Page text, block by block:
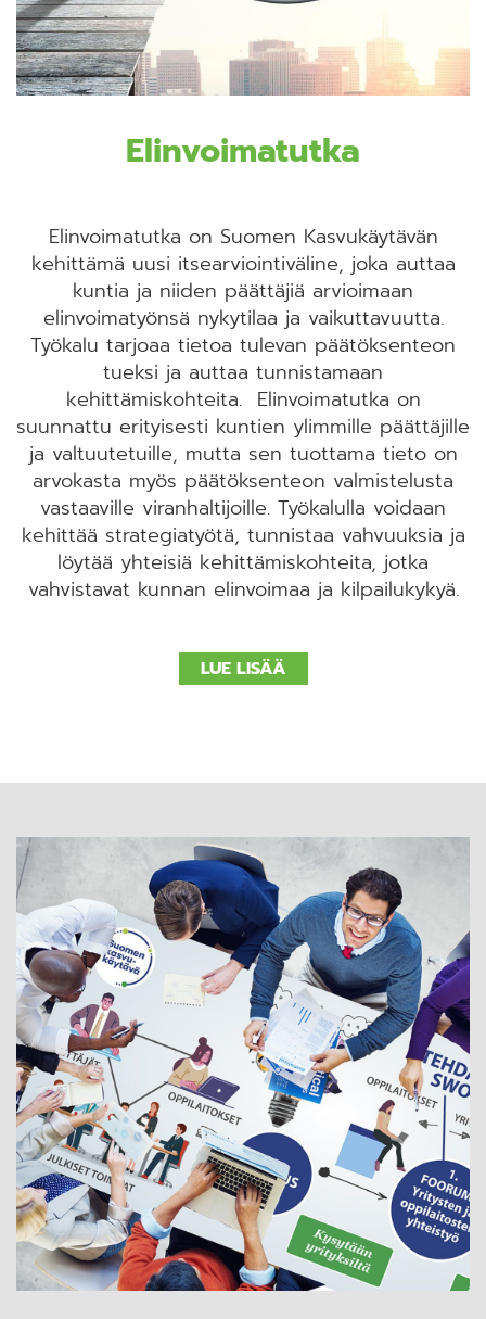
Elinvoimatutka
Elinvoimatutka on Suomen Kasvukäytävän
kehittämä uusi itsearviointiväline, joka auttaa
kuntia ja niiden päättäjiä arvioimaan
elinvoimatyönsä nykytilaa ja vaikuttavuutta.
Työkalu tarjoaa tietoa tulevan päätöksenteon
tueksi ja auttaa tunnistamaan
kehittämiskohteita. Elinvoimatutka on
suunnattu erityisesti kuntien ylimmille päättäjille
ja valtuutetuille, mutta sen tuottama tieto on
arvokasta myös päätöksenteon valmistelusta
vastaaville viranhaltijoille. Työkalulla voidaan
kehittää strategiatyötä, tunnistaa vahvuuksia ja
löytää yhteisiä kehittämiskohteita, jotka
vahvistavat kunnan elinvoimaa ja kilpailukykyä.
LUE LISÄÄ